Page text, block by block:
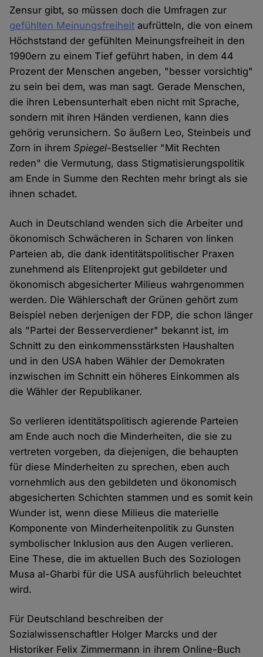
Zensur gibt, so müssen doch die Umfragen zur
gefühlten Meinungsfreiheit aufrütteln, die von einem
Höchststand der gefühlten Meinungsfreiheit in den
1990ern zu einem Tief geführt haben, in dem 44
Prozent der Menschen angeben, "besser vorsichtig"
zu sein bei dem, was man sagt. Gerade Menschen,
die ihren Lebensunterhalt eben nicht mit Sprache,
sondern mit ihren Händen verdienen, kann dies
gehörig verunsichern. So äußern Leo, Steinbeis und
Zorn in ihremSpiegel-Bestseller "Mit Rechten
reden" die Vermutung, dass Stigmatisierungspolitik
am Ende in Summe den Rechten mehr bringt als sie
ihnen schadet.
Auch in Deutschland wenden sich die Arbeiter und
ökonomisch Schwächeren in Scharen von linken
Parteien ab, die dank identitätspolitischer Praxen
zunehmend als Elitenprojekt gut gebildeter und
ökonomisch abgesicherter Milieus wahrgenommen
werden. Die Wählerschaft der Grünen gehört zum
Beispiel neben derjenigen der FDP, die schon länger
als "Partei der Besserverdiener" bekannt ist, im
Schnitt zu den einkommensstärksten Haushalten
und in den USA haben Wähler der Demokraten
inzwischen im Schnitt ein höheres Einkommen als
die Wähler der Republikaner.
So verlieren identitätspolitisch agierende Parteien
am Ende auch noch die Minderheiten, die sie zu
vertreten vorgeben, da diejenigen, die behaupten
für diese Minderheiten zu sprechen, eben auch
vornehmlich aus den gebildeten und ökonomisch
abgesicherten Schichten stammen und es somit kein
Wunder ist, wenn diese Milieus die materielle
Komponente von Minderheitenpolitik zu Gunsten
symbolischer Inklusion aus den Augen verlieren.
Eine These, die im aktuellen Buch des Soziologen
Musa al-Gharbi für die USA ausführlich beleuchtet
wird.
Für Deutschland beschreiben der
Sozialwissenschaftler Holger Marcks und der
Historiker Felix Zimmermann in ihrem Online-Buch
und
Cookies